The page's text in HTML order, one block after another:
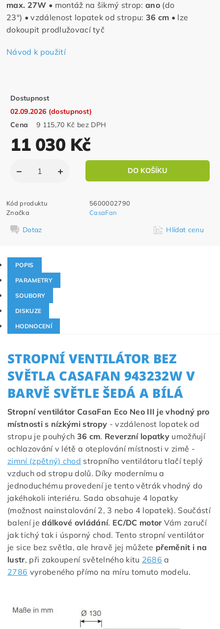
max. 27W • montáž na šikmý strop: ano (do
23°) •vzdálenost lopatek od stropu: 36 cm • lze
dokoupit prodlužovací tyč
Návod k použití
Dostupnost
02.09.2026 (dostupnost)
Cena
9 115,70 Kč bez DPH
11 030 Kč
Kód produktu
5600002790
Značka
CasaFan
Dotaz Hlídat cenu
POPIS
PARAMETRY
SOUBORY
DISKUZE
HODNOCENÍ
STROPNÍ VENTILÁTOR BEZ
SVĚTLA CASAFAN 943232WV
BARVĚ SVĚTLE ŠEDÁ A BÍLÁ
Stropní ventilátor CasaFan Eco Neo III je vhodný pro
místnosti s nízkými stropy - vzdálenost lopatek od
stropu je pouhých 36 cm. Reverzní lopatky umožňují
ochlazování v létě a oteplování místnosti v zimě -
zimní (zpětný) chod stropního ventilátoru tlačí teplý
vzduch od stropu dolů. Díky modernímu a
jednoduchému provedení je tento větrák vhodný do
jakéhokoli interiéru. Sada obsahuje 4 lopatky
(možnost nainstalování 2, 3 nebo 4 lopatek). Součástí
balení jedálkové ovládání. EC/DC motorVám zaručí
jak tichý tak i úsporný chod. Tento stropní ventilátor
je sice bez světla, ale hravě jej můžete přeměnit i na
lustr, při zakoupení světelného kitu 2686 a
2786 vyrobeného přímo na míru tomuto modelu.